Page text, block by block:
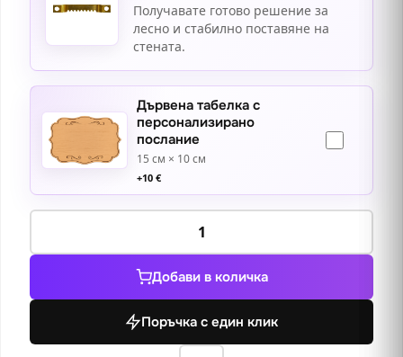
Получавате готово решение за
лесно и стабилно поставяне на
стената.
Дървена табелка с
персонализирано
послание
15 см × 10 см
+10 €
количество
Античният
Пловдив
Добави в количка
Поръчка с един клик